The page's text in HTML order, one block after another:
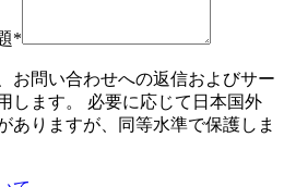
*
お問い合わせへの返信およびサー
します。 必要に応じて日本国外
ありますが、同等水準で保護しま